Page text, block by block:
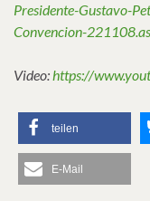
Presidente-Gustavo-
Convencion-
Video:https://
teilen
E-Mail